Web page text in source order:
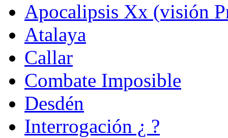
Apocalipsis Xx (visión
Atalaya
Callar
Combate Imposible
Desdén
Interrogación ¿ ?